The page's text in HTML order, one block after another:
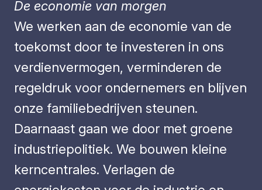
De economie van morgen
We werken aan de economie van de
toekomst door te investeren in ons
verdienvermogen, verminderen de
regeldruk voor ondernemers en blijven
onze familiebedrijven steunen.
Daarnaast gaan we door met groene
industriepolitiek. We bouwen kleine
kerncentrales. Verlagen de